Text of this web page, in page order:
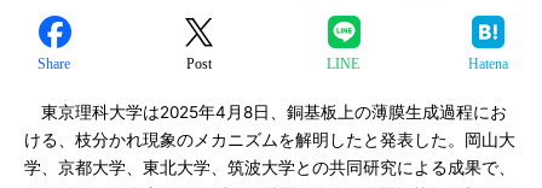
Share Post LINE Hatena
東京理科大学は2025年4月8日、銅基板上の薄膜生成過程にお
ける、枝分かれ現象のメカニズムを解明したと発表した。岡山大
学、京都大学、東北大学、筑波大学との共同研究による成果で、